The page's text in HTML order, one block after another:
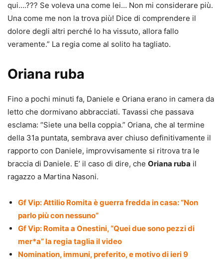
qui….??? Se voleva una come lei… Non mi considerare più.
Una come me non la trova più! Dice di comprendere il
dolore degli altri perché lo ha vissuto, allora fallo
veramente.” La regia come al solito ha tagliato.
Oriana ruba
Fino a pochi minuti fa, Daniele e Oriana erano in camera da
letto che dormivano abbracciati. Tavassi che passava
esclama: “Siete una bella coppia.” Oriana, che al termine
della 31a puntata, sembrava aver chiuso definitivamente il
rapporto con Daniele, improvvisamente si ritrova tra le
braccia di Daniele. E’ il caso di dire, che Oriana ruba il
ragazzo a Martina Nasoni.
Gf Vip: Attilio Romita è guerra fredda in casa: “Non
parlo più con nessuno”
Gf Vip: Romita a Onestini, “Quei due sono pezzi di
mer*a” la regia taglia il video
Nomination, immuni, preferito, e motivo di ieri 9